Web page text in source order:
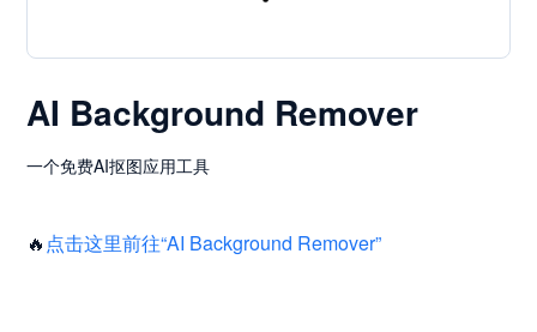
AI Background Remover
一个免费AI抠图应用工具
🔥 点击这里前往“AI Background Remover”